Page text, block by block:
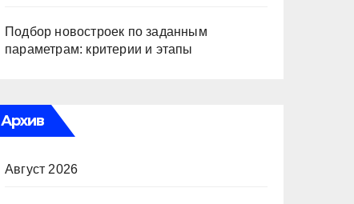
Подбор новостроек по заданным
параметрам: критерии и этапы
Архив
Август 2026